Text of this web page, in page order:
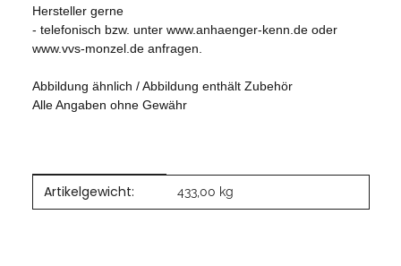
Hersteller gerne
- telefonisch bzw. unter www.anhaenger-kenn.de oder
www.vvs-monzel.de anfragen.
Abbildung ähnlich / Abbildung enthält Zubehör
Alle Angaben ohne Gewähr
Produkteigenschaft
Wert
Artikelgewicht: 433,00 kg